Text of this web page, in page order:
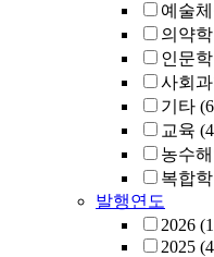
예술
의약학
인문학
사회
기타
교육
농수
복합학
발행연도
2026
2025